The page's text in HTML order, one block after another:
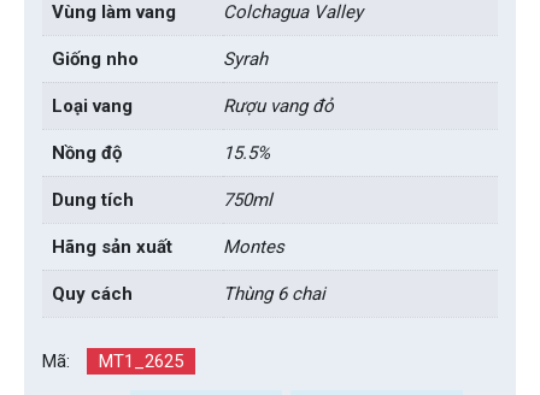
Vùng làm vang Colchagua Valley
Giống nho Syrah
Loại vang Rượu vang đỏ
Nồng độ 15.5%
Dung tích 750ml
Hãng sản xuất Montes
Quy cách Thùng 6 chai
Mã: MT1_2625